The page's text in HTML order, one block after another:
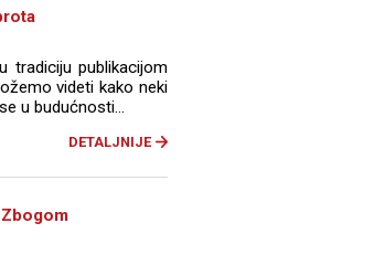
tradiciju publikacijom
videti kako neki
u budućnosti...
DETALJNIJE